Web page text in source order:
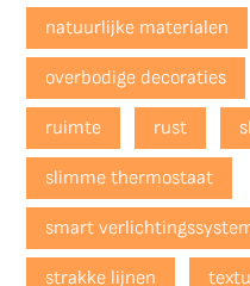
natuurlijke materialen
overbodige decoraties
ruimte rust
slimme thermostaat
smart
strakke lijnen